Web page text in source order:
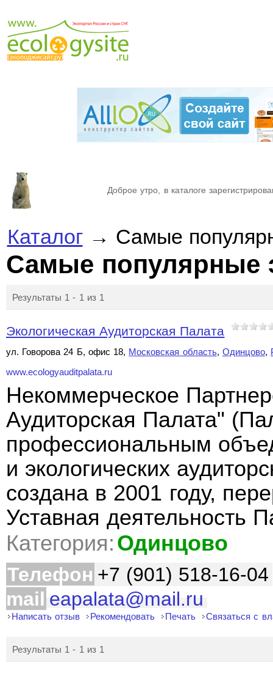
Доброе утро, в каталоге
Каталог→ Самые
Самые популярные
Результаты 1 - 1 из 1
Экологическая Аудиторская Палата
ул. Говорова 24 Б, офис 18, Московская область, Одинцово,
www.ecologyauditpalata.ru
Некоммерческое
Аудиторская Палата"
профессиональным
и экологических
создана в 2001 году,
Уставная деятельность
Категория: Одинцово
Телефон +7 (901) 518-16-04
mail eapalata@mail.ru
Написать отзыв Рекомендовать Печать Связаться с
Результаты 1 - 1 из 1